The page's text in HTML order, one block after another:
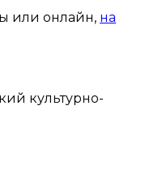
или онлайн, на
культурно-